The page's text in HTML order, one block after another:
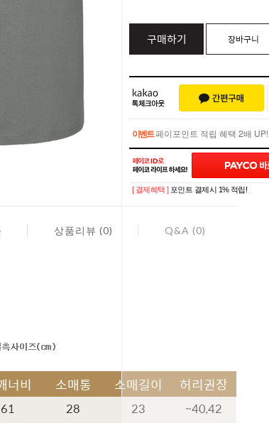
구매하기 장바구니
이벤트페이포인트 적립 혜택 2배 UP!
이벤트페이포인트 적립 혜택 2배 UP!
[ 결제혜택 ] 포인트 결제시 1% 적립!
상품리뷰 (0) Q&A (0)
너비 소매통 소매길이 허리권장
61 28 23 ~40,42